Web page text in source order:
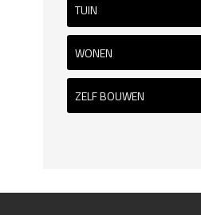
TUIN
WONEN
ZELF BOUWEN